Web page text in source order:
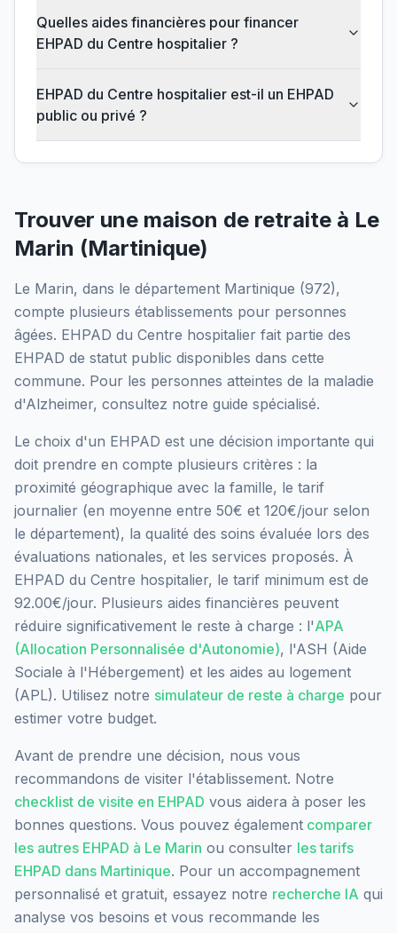
Quelles aides financières pour financer
EHPAD du Centre hospitalier ?
EHPAD du Centre hospitalier est-il un EHPAD
public ou privé ?
Trouver une maison de retraite à Le
Marin (Martinique)
Le Marin, dans le département Martinique (972),
compte plusieurs établissements pour personnes
âgées. EHPAD du Centre hospitalier fait partie des
EHPAD de statut public disponibles dans cette
commune. Pour les personnes atteintes de la maladie
d'Alzheimer, consultez notre guide spécialisé.
Le choix d'un EHPAD est une décision importante qui
doit prendre en compte plusieurs critères : la
proximité géographique avec la famille, le tarif
journalier (en moyenne entre 50€ et 120€/jour selon
le département), la qualité des soins évaluée lors des
évaluations nationales, et les services proposés. À
EHPAD du Centre hospitalier, le tarif minimum est de
92.00€/jour. Plusieurs aides financières peuvent
réduire significativement le reste à charge : l'APA
(Allocation Personnalisée d'Autonomie), l'ASH (Aide
Sociale à l'Hébergement) et les aides au logement
(APL). Utilisez notre simulateur de reste à charge pour
estimer votre budget.
Avant de prendre une décision, nous vous
recommandons de visiter l'établissement. Notre
checklist de visite en EHPAD vous aidera à poser les
bonnes questions. Vous pouvez également comparer
les autres EHPAD à Le Marin ou consulter les tarifs
EHPAD dans Martinique. Pour un accompagnement
personnalisé et gratuit, essayez notre recherche IA qui
analyse vos besoins et vous recommande les